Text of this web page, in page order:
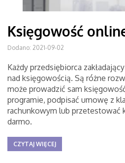
Księgowość
Dodano: 2021-09-02
Każdy przedsiębiorca
nad księgowością. Są różne
może prowadzić sam
programie, podpisać umowę z
rachunkowym lub przetestować
darmo.
CZYTAJ WIĘCEJ